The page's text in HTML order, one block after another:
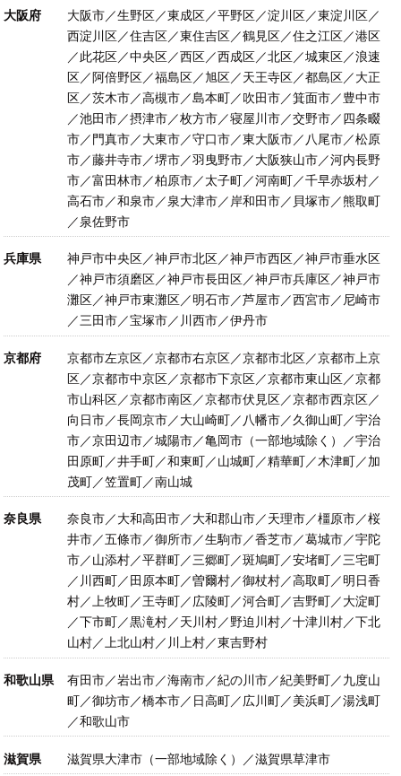
大阪府
大阪市／生野区／東成区／平野区／淀川区／東淀川区／
西淀川区／住吉区／東住吉区／鶴見区／住之江区／港区
／此花区／中央区／西区／西成区／北区／城東区／浪速
区／阿倍野区／福島区／旭区／天王寺区／都島区／大正
区／茨木市／高槻市／島本町／吹田市／箕面市／豊中市
／池田市／摂津市／枚方市／寝屋川市／交野市／四条畷
市／門真市／大東市／守口市／東大阪市／八尾市／松原
市／藤井寺市／堺市／羽曳野市／大阪狭山市／河内長野
市／富田林市／柏原市／太子町／河南町／千早赤坂村／
高石市／和泉市／泉大津市／岸和田市／貝塚市／熊取町
／泉佐野市
兵庫県
神戸市中央区／神戸市北区／神戸市西区／神戸市垂水区
／神戸市須磨区／神戸市長田区／神戸市兵庫区／神戸市
灘区／神戸市東灘区／明石市／芦屋市／西宮市／尼崎市
／三田市／宝塚市／川西市／伊丹市
京都府
京都市左京区／京都市右京区／京都市北区／京都市上京
区／京都市中京区／京都市下京区／京都市東山区／京都
市山科区／京都市南区／京都市伏見区／京都市西京区／
向日市／長岡京市／大山崎町／八幡市／久御山町／宇治
市／京田辺市／城陽市／亀岡市（一部地域除く）／宇治
田原町／井手町／和東町／山城町／精華町／木津町／加
茂町／笠置町／南山城
奈良県
奈良市／大和高田市／大和郡山市／天理市／橿原市／桜
井市／五條市／御所市／生駒市／香芝市／葛城市／宇陀
市／山添村／平群町／三郷町／斑鳩町／安堵町／三宅町
／川西町／田原本町／曽爾村／御杖村／高取町／明日香
村／上牧町／王寺町／広陵町／河合町／吉野町／大淀町
／下市町／黒滝村／天川村／野迫川村／十津川村／下北
山村／上北山村／川上村／東吉野村
和歌山県
有田市／岩出市／海南市／紀の川市／紀美野町／九度山
町／御坊市／橋本市／日高町／広川町／美浜町／湯浅町
／和歌山市
滋賀県 滋賀県大津市（一部地域除く）／滋賀県草津市